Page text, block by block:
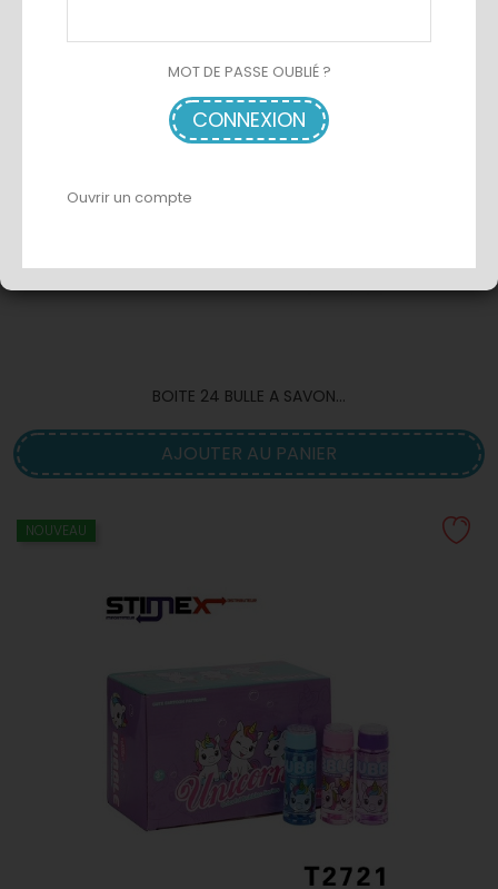
BOITE 24 BULLE A SAVON...
AJOUTER AU PANIER
NOUVEAU
MOT DE PASSE OUBLIÉ ?
CONNEXION
Ouvrir un compte